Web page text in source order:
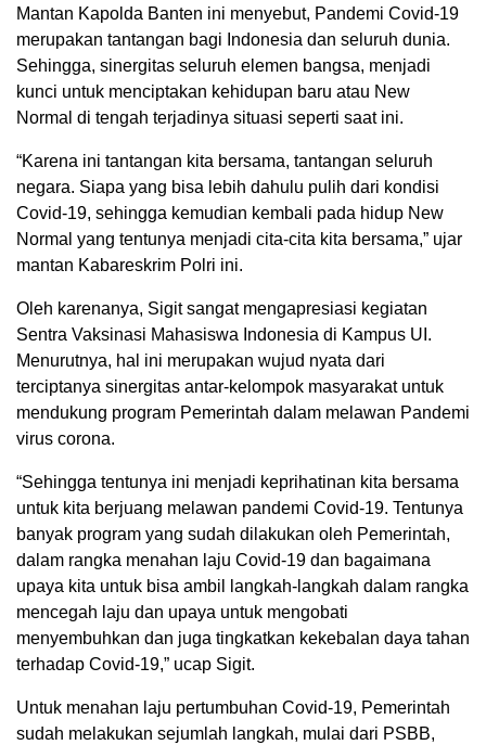
Mantan Kapolda Banten ini menyebut, Pandemi Covid-19
merupakan tantangan bagi Indonesia dan seluruh dunia.
Sehingga, sinergitas seluruh elemen bangsa, menjadi
kunci untuk menciptakan kehidupan baru atau New
Normal di tengah terjadinya situasi seperti saat ini.
“Karena ini tantangan kita bersama, tantangan seluruh
negara. Siapa yang bisa lebih dahulu pulih dari kondisi
Covid-19, sehingga kemudian kembali pada hidup New
Normal yang tentunya menjadi cita-cita kita bersama,” ujar
mantan Kabareskrim Polri ini.
Oleh karenanya, Sigit sangat mengapresiasi kegiatan
Sentra Vaksinasi Mahasiswa Indonesia di Kampus UI.
Menurutnya, hal ini merupakan wujud nyata dari
terciptanya sinergitas antar-kelompok masyarakat untuk
mendukung program Pemerintah dalam melawan Pandemi
virus corona.
“Sehingga tentunya ini menjadi keprihatinan kita bersama
untuk kita berjuang melawan pandemi Covid-19. Tentunya
banyak program yang sudah dilakukan oleh Pemerintah,
dalam rangka menahan laju Covid-19 dan bagaimana
upaya kita untuk bisa ambil langkah-langkah dalam rangka
mencegah laju dan upaya untuk mengobati
menyembuhkan dan juga tingkatkan kekebalan daya tahan
terhadap Covid-19,” ucap Sigit.
Untuk menahan laju pertumbuhan Covid-19, Pemerintah
sudah melakukan sejumlah langkah, mulai dari PSBB,